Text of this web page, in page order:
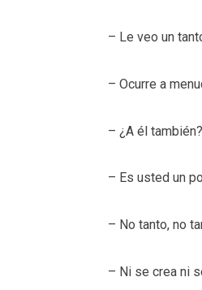
– Le veo un
– Ocurre a
– ¿A él también?
– Es usted un
– No tanto, no
– Ni se crea ni